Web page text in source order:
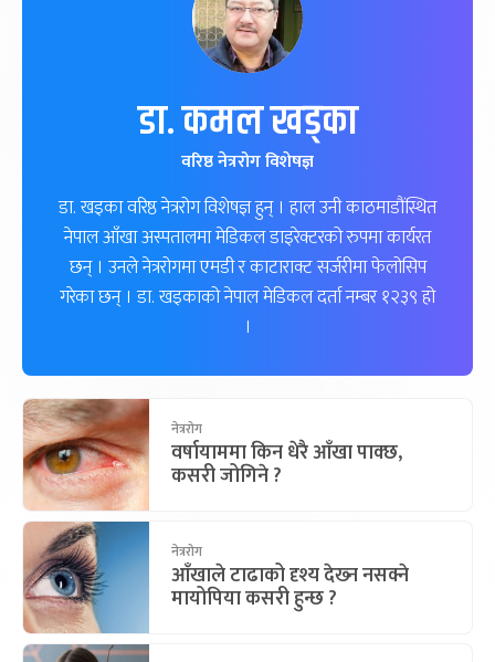
डा. कमल खड्का
वरिष्ठ नेत्ररोग विशेषज्ञ
डा. खड्का वरिष्ठ नेत्ररोग विशेषज्ञ हुन् । हाल उनी काठमाडौंस्थित
नेपाल आँखा अस्पतालमा मेडिकल डाइरेक्टरको रुपमा कार्यरत
छन् । उनले नेत्ररोगमा एमडी र काटाराक्ट सर्जरीमा फेलोसिप
गरेका छन् । डा. खड्काको नेपाल मेडिकल दर्ता नम्बर १२३९ हो
।
नेत्ररोग
वर्षायाममा किन धेरै आँखा पाक्छ,
कसरी जोगिने ?
नेत्ररोग
आँखाले टाढाको दृश्य देख्‍न नसक्ने
मायोपिया कसरी हुन्छ ?